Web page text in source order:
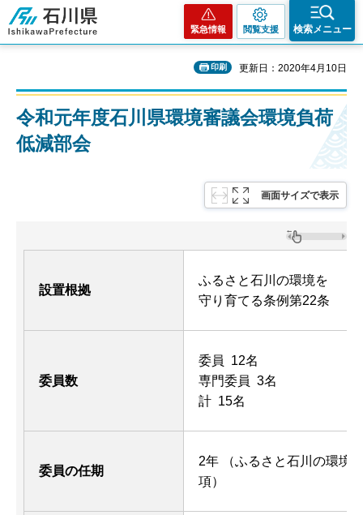
石川県
緊急情報 閲覧支援 検索メニュー
印刷 更新日：2020年4月10日
令和元年度石川県環境審議会環境負荷
低減部会
画面サイズで表示
設置根拠
ふるさと石川の環境を
守り育てる条例第22条
委員数
委員 12名
専門委員 3名
計 15名
委員の任期
2年 （ふるさと石川の環境
項）